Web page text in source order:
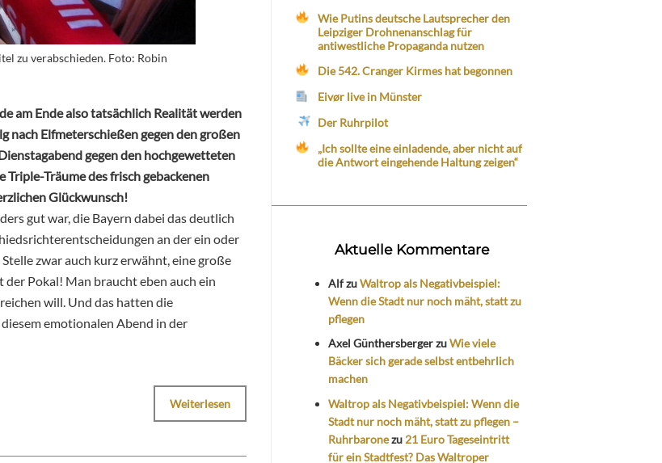
zu verabschieden. Foto: Robin
am Ende also tatsächlich Realität werden
nach Elfmeterschießen gegen den großen
gegen den hochgewetteten
Träume des frisch gebackenen
Glückwunsch!
gut war, die Bayern dabei das deutlich
an der ein oder
zwar auch kurz erwähnt, eine große
der Pokal! Man braucht eben auch ein
will. Und das hatten die
emotionalen Abend in der
Weiterlesen
Wie Putins deutsche Lautsprecher den
Leipziger Drohnenanschlag für
antiwestliche Propaganda nutzen
Die 542. Cranger Kirmes hat begonnen
Eivør live in Münster
Der Ruhrpilot
„Ich sollte eine einladende, aber nicht auf
die Antwort eingehende Haltung zeigen“
Aktuelle Kommentare
AlfzuWaltrop als Negativbeispiel:
Wenn die Stadt nur noch mäht, statt zu
pflegen
Axel GünthersbergerzuWie viele
Bäcker sich gerade selbst entbehrlich
machen
Waltrop als Negativbeispiel: Wenn die
Stadt nur noch mäht, statt zu pflegen –
Ruhrbaronezu 21 Euro Tageseintritt
für ein Stadtfest? Das Waltroper